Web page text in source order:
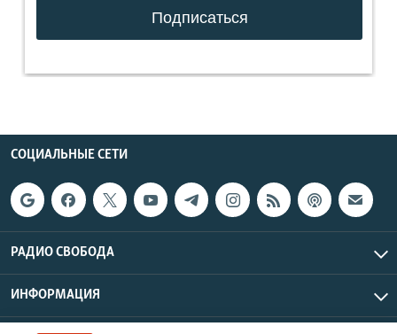
СОЦИАЛЬНЫЕ СЕТИ
РАДИО СВОБОДА
ИНФОРМАЦИЯ